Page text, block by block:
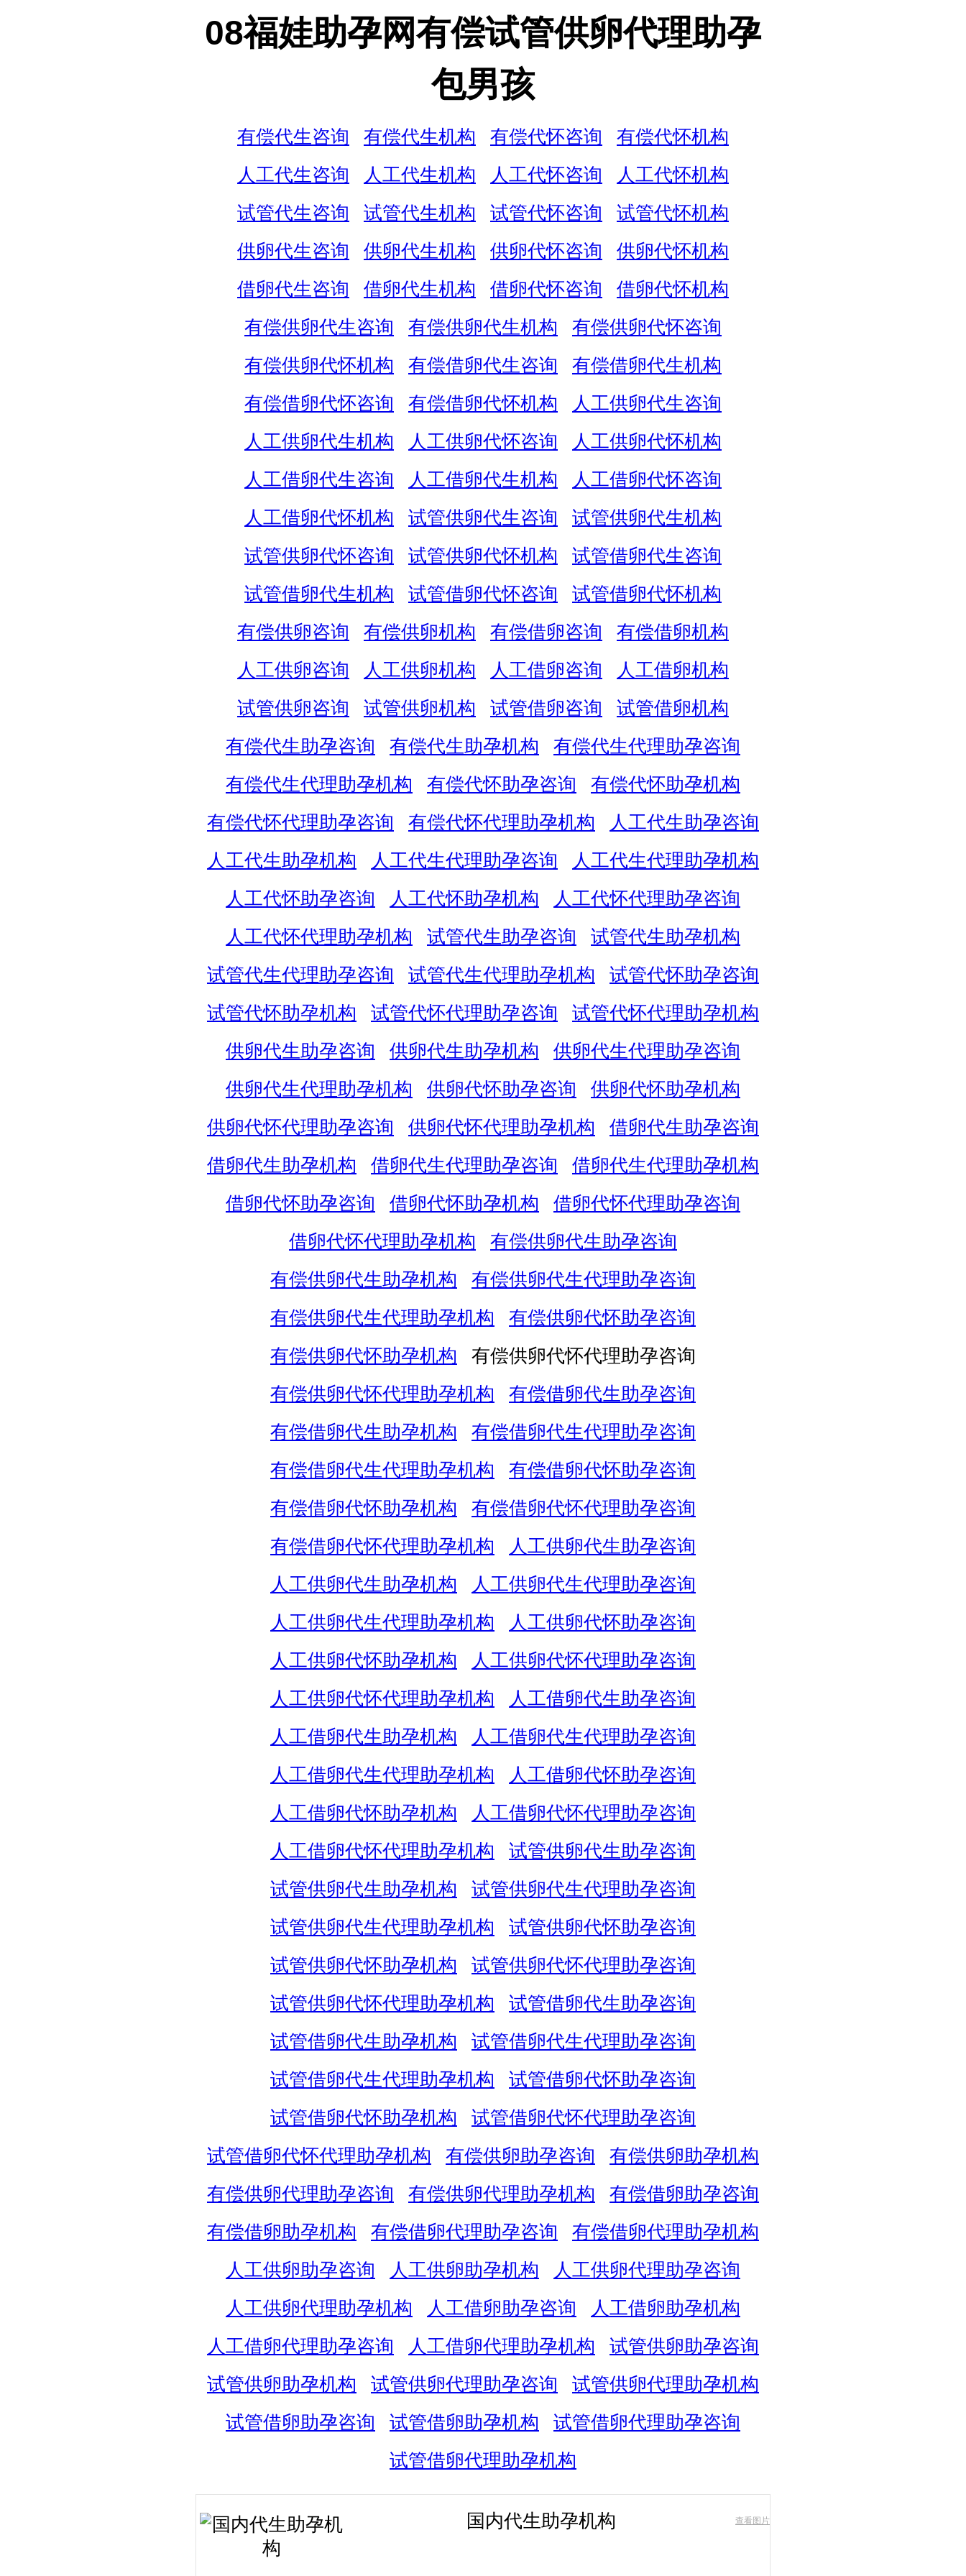
08福娃助孕网有偿试管供卵代理助孕
包男孩
有偿代生咨询 有偿代生机构 有偿代怀咨询
有偿代怀机构
人工代生咨询
人工代生机构 人工代怀咨询
人工代怀机构
试管代生咨询
试管代生机构 试管代怀咨询
试管代怀机构
供卵代生咨询
供卵代生机构 供卵代怀咨询
供卵代怀机构
借卵代生咨询
借卵代生机构 借卵代怀咨询
借卵代怀机构
有偿供卵代生咨询
有偿供卵代生机构
有偿供卵代怀咨询
有偿供卵代怀机构
有偿借卵代生咨询
有偿借卵代生机构
有偿借卵代怀咨询
有偿借卵代怀机构
人工供卵代生咨询
人工供卵代生机构
人工供卵代怀咨询
人工供卵代怀机构
人工借卵代生咨询
人工借卵代生机构
人工借卵代怀咨询
人工借卵代怀机构
试管供卵代生咨询
试管供卵代生机构
试管供卵代怀咨询
试管供卵代怀机构
试管借卵代生咨询
试管借卵代生机构
试管借卵代怀咨询
试管借卵代怀机构
有偿供卵咨询
有偿供卵机构 有偿借卵咨询
有偿借卵机构
人工供卵咨询
人工供卵机构 人工借卵咨询
人工借卵机构
试管供卵咨询
试管供卵机构 试管借卵咨询
试管借卵机构
有偿代生助孕咨询
有偿代生助孕机构
有偿代生代理助孕咨询
有偿代生代理助孕机构
有偿代怀助孕咨询
有偿代怀助孕机构
有偿代怀代理助孕咨询
有偿代怀代理助孕机构
人工代生助孕咨询
人工代生助孕机构
人工代生代理助孕咨询
人工代生代理助孕机构
人工代怀助孕咨询
人工代怀助孕机构
人工代怀代理助孕咨询
人工代怀代理助孕机构
试管代生助孕咨询
试管代生助孕机构
试管代生代理助孕咨询
试管代生代理助孕机构
试管代怀助孕咨询
试管代怀助孕机构
试管代怀代理助孕咨询
试管代怀代理助孕机构
供卵代生助孕咨询
供卵代生助孕机构
供卵代生代理助孕咨询
供卵代生代理助孕机构
供卵代怀助孕咨询
供卵代怀助孕机构
供卵代怀代理助孕咨询
供卵代怀代理助孕机构
借卵代生助孕咨询
借卵代生助孕机构
借卵代生代理助孕咨询
借卵代生代理助孕机构
借卵代怀助孕咨询
借卵代怀助孕机构
借卵代怀代理助孕咨询
借卵代怀代理助孕机构
有偿供卵代生助孕咨询
有偿供卵代生助孕机构
有偿供卵代生代理助孕咨询
有偿供卵代生代理助孕机构
有偿供卵代怀助孕咨询
有偿供卵代怀助孕机构
有偿供卵代怀代理助孕咨询
有偿供卵代怀代理助孕机构
有偿借卵代生助孕咨询
有偿借卵代生助孕机构
有偿借卵代生代理助孕咨询
有偿借卵代生代理助孕机构
有偿借卵代怀助孕咨询
有偿借卵代怀助孕机构
有偿借卵代怀代理助孕咨询
有偿借卵代怀代理助孕机构
人工供卵代生助孕咨询
人工供卵代生助孕机构
人工供卵代生代理助孕咨询
人工供卵代生代理助孕机构
人工供卵代怀助孕咨询
人工供卵代怀助孕机构
人工供卵代怀代理助孕咨询
人工供卵代怀代理助孕机构
人工借卵代生助孕咨询
人工借卵代生助孕机构
人工借卵代生代理助孕咨询
人工借卵代生代理助孕机构
人工借卵代怀助孕咨询
人工借卵代怀助孕机构
人工借卵代怀代理助孕咨询
人工借卵代怀代理助孕机构
试管供卵代生助孕咨询
试管供卵代生助孕机构
试管供卵代生代理助孕咨询
试管供卵代生代理助孕机构
试管供卵代怀助孕咨询
试管供卵代怀助孕机构
试管供卵代怀代理助孕咨询
试管供卵代怀代理助孕机构
试管借卵代生助孕咨询
试管借卵代生助孕机构
试管借卵代生代理助孕咨询
试管借卵代生代理助孕机构
试管借卵代怀助孕咨询
试管借卵代怀助孕机构
试管借卵代怀代理助孕咨询
试管借卵代怀代理助孕机构
有偿供卵助孕咨询
有偿供卵助孕机构
有偿供卵代理助孕咨询
有偿供卵代理助孕机构
有偿借卵助孕咨询
有偿借卵助孕机构
有偿借卵代理助孕咨询
有偿借卵代理助孕机构
人工供卵助孕咨询
人工供卵助孕机构
人工供卵代理助孕咨询
人工供卵代理助孕机构
人工借卵助孕咨询
人工借卵助孕机构
人工借卵代理助孕咨询
人工借卵代理助孕机构
试管供卵助孕咨询
试管供卵助孕机构
试管供卵代理助孕咨询
试管供卵代理助孕机构
试管借卵助孕咨询
试管借卵助孕机构
试管借卵代理助孕咨询
试管借卵代理助孕机构
国内代生助孕机构 查看图片